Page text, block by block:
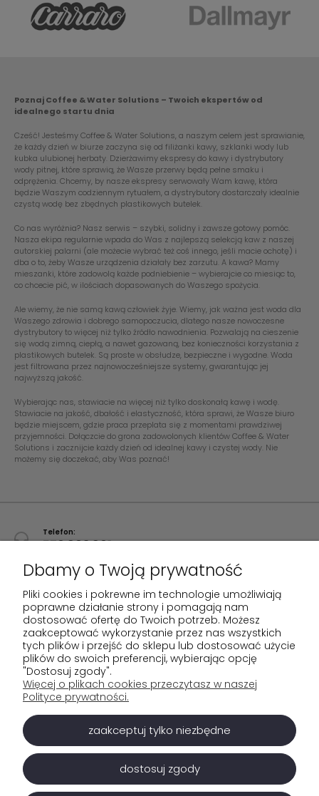
Poznaj Coffee & Water Solutions – Twoich ekspertów od
idealnego startu dnia
Cześć! Jesteśmy Coffee & Water Solutions, a naszym celem jest sprawianie,
że każdy dzień w biurze zaczyna się od filiżanki kawy, szklanki wody lub
kubka ulubionej herbaty. Dzierżawimy ekspresy do kawy i dystrybutory
wody pitnej, które sprawią, że Wasze przerwy będą pełne smaku i
odprężenia. Chcemy, by nasze ekspresy serwowały Wam kawę, która
będzie Waszym codziennym rytuałem, a dystrybutory dostarczały idealnie
czystą wodę bez zbędnych plastikowych butelek.
Co nas wyróżnia? Nasz serwis – szybki, solidny i zawsze gotowy pomóc.
Nasza ekipa regularnie wpada do Was z najlepszą selekcją kaw z naszej
autorskiej palarni (ale możecie wybrać też coś innego, jeśli macie ochotę) i
dba o to, żeby Wasze urządzenia działały bez zarzutu. A kawa? Mamy
mieszanki, które zadowolą każde podniebienie – wybierajcie co miesiąc to,
co chcecie pić, w ilościach dopasowanych do Waszego spożycia.
Ale wiemy, że nie samą kawą człowiek żyje. Wiemy, jak ważna jest woda dla
Waszego zdrowia i dobrego samopoczucia, dlatego nasze nowoczesne
dystrybutory to więcej niż tylko źródło nawodnienia. Pozwalają na cieszenie
się wodą zimną, ciepłą, a nawet gazowaną, bez konieczności korzystania z
plastikowych butelek. Są proste w obsłudze, bezpieczne i wygodne. Woda
jest filtrowana przez najnowocześniejsze systemy, gwarantując jej
najwyższą jakość.
Wybierając nas, stawiacie na więcej niż tylko doskonałą kawę i wodę.
Stawiacie na jakość, dbałość i elastyczność, która sprawi, że Wasze biuro
będzie miejscem, gdzie praca przeplata się z momentami prawdziwej
przyjemności. Dołączcie do grona zadowolonych klientów Coffee & Water
Solutions i zacznijcie każdy dzień od idealnej kawy i czystej wody. Nie
możemy się doczekać, aby Was poznać!
Telefon:
570 903 901
Napisz do nas:
info@marven.coffee
Pomoc
Moje konto
Płatności i dostawa
O nas
Dbamy o Twoją prywatność
Pliki cookies i pokrewne im technologie umożliwiają
poprawne działanie strony i pomagają nam
dostosować ofertę do Twoich potrzeb. Możesz
zaakceptować wykorzystanie przez nas wszystkich
tych plików i przejść do sklepu lub dostosować użycie
plików do swoich preferencji, wybierając opcję
"Dostosuj zgody".
Więcej o plikach cookies przeczytasz w naszej
Polityce prywatności.
zaakceptuj tylko niezbędne
dostosuj zgody